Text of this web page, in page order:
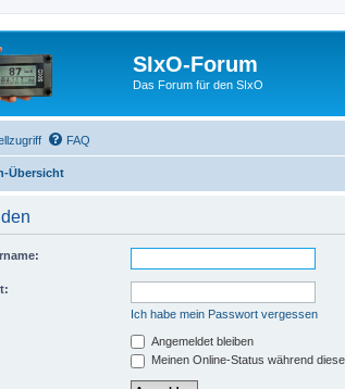
SIxO-Forum
Das Forum für den SIxO
FAQ
Übersicht
Ich habe mein Passwort vergessen
Angemeldet bleiben
Meinen Online-Status während